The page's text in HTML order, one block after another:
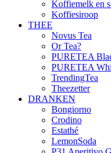
Koffiemelk en
Koffiesiroop
THEE
Novus Tea
Or Tea?
PURETEA
PURETEA
TrendingTea
Theezetter
DRANKEN
Bongiorno
Crodino
Estathé
LemonSoda